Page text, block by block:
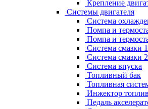
Крепление
Системы двигателя
Система
Помпа и
Помпа и
Система смазки
Система смазки
Система впуска
Топливный бак
Топливная
Инжектор
Педаль